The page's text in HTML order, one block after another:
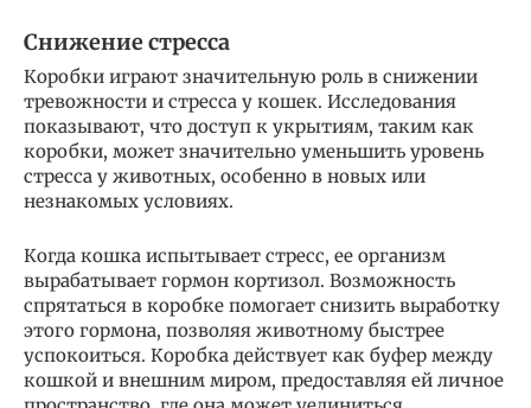
Снижение стресса
Коробки играют значительную роль в снижении
тревожности и стресса у кошек. Исследования
показывают, что доступ к укрытиям, таким как
коробки, может значительно уменьшить уровень
стресса у животных, особенно в новых или
незнакомых условиях.
Когда кошка испытывает стресс, ее организм
вырабатывает гормон кортизол. Возможность
спрятаться в коробке помогает снизить выработку
этого гормона, позволяя животному быстрее
успокоиться. Коробка действует как буфер между
кошкой и внешним миром, предоставляя ей личное